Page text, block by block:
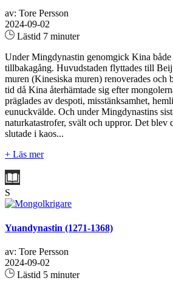
av: Tore Persson
2024-09-02
Lästid 7 minuter
Under Mingdynastin genomgick Kina både
tillbakagång. Huvudstaden flyttades till
muren (Kinesiska muren) renoverades och
tid då Kina återhämtade sig efter
präglades av despoti, misstänksamhet,
eunuckvälde. Och under Mingdynastins
naturkatastrofer, svält och uppror. Det blev
slutade i kaos...
+ Läs mer
S
Yuandynastin (1271-1368)
av: Tore Persson
2024-09-02
Lästid 5 minuter